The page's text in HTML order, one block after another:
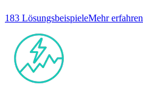
183 LösungsbeispieleMehr erfahren